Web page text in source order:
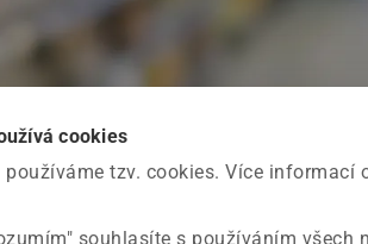
cookies
používáme tzv. cookies. Více informací
souhlasíte s používáním všech